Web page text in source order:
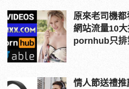
原來老司機
網站流量10大
pornhub只排
情人節送禮推